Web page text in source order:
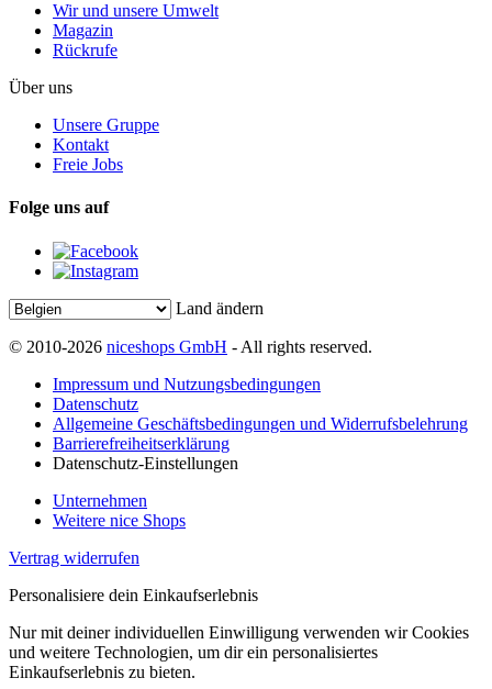
Wir und unsere Umwelt
Magazin
Rückrufe
Über uns
Unsere Gruppe
Kontakt
Freie Jobs
Folge uns auf
Land ändern
© 2010-2026 niceshops GmbH - All rights reserved.
Impressum und Nutzungsbedingungen
Datenschutz
Allgemeine Geschäftsbedingungen und Widerrufsbelehrung
Barrierefreiheitserklärung
Datenschutz-Einstellungen
Unternehmen
Weitere nice Shops
Vertrag widerrufen
Personalisiere dein Einkaufserlebnis
Nur mit deiner individuellen Einwilligung verwenden wir Cookies
und weitere Technologien, um dir ein personalisiertes
Einkaufserlebnis zu bieten.